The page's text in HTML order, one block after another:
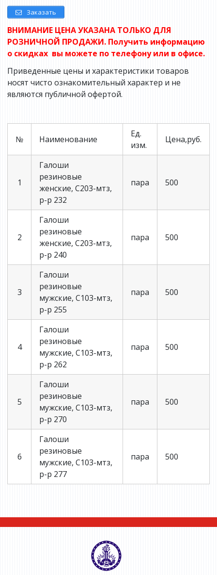
Заказать
ВНИМАНИЕ ЦЕНА УКАЗАНА ТОЛЬКО ДЛЯ
РОЗНИЧНОЙ ПРОДАЖИ. Получить информацию
о скидках вы можете по телефону или в офисе.
Приведенные цены и характеристики товаров
носят чисто ознакомительный характер и не
являются публичной офертой.
№ Наименование
Ед.
изм.
Цена,руб.
1
Галоши
резиновые
женские, С203-мтз,
р-р 232
пара 500
2
Галоши
резиновые
женские, С203-мтз,
р-р 240
пара 500
3
Галоши
резиновые
мужские, С103-мтз,
р-р 255
пара 500
4
Галоши
резиновые
мужские, С103-мтз,
р-р 262
пара 500
5
Галоши
резиновые
мужские, С103-мтз,
р-р 270
пара 500
6
Галоши
резиновые
мужские, С103-мтз,
р-р 277
пара 500